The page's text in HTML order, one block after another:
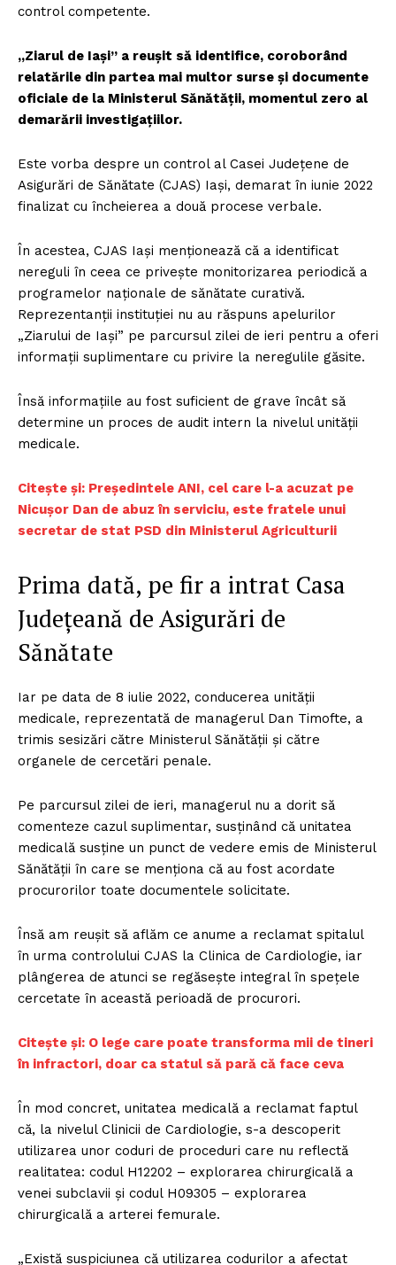
control competente.
„Ziarul de Iași” a reușit să identifice, coroborând
relatările din partea mai multor surse și documente
oficiale de la Ministerul Sănătății, momentul zero al
demarării investigațiilor.
Este vorba despre un control al Casei Județene de
Asigurări de Sănătate (CJAS) Iași, demarat în iunie 2022
finalizat cu încheierea a două procese verbale.
În acestea, CJAS Iași menționează că a identificat
nereguli în ceea ce privește monitorizarea periodică a
programelor naționale de sănătate curativă.
Reprezentanții instituției nu au răspuns apelurilor
„Ziarului de Iași” pe parcursul zilei de ieri pentru a oferi
informații suplimentare cu privire la neregulile găsite.
Însă informațiile au fost suficient de grave încât să
determine un proces de audit intern la nivelul unității
medicale.
Citește și: Președintele ANI, cel care l-a acuzat pe
Nicușor Dan de abuz în serviciu, este fratele unui
secretar de stat PSD din Ministerul Agriculturii
Prima dată, pe fir a intrat Casa
Județeană de Asigurări de
Sănătate
Iar pe data de 8 iulie 2022, conducerea unității
medicale, reprezentată de managerul Dan Timofte, a
trimis sesizări către Ministerul Sănătății și către
organele de cercetări penale.
Pe parcursul zilei de ieri, managerul nu a dorit să
comenteze cazul suplimentar, susținând că unitatea
medicală susține un punct de vedere emis de Ministerul
Sănătății în care se menționa că au fost acordate
procurorilor toate documentele solicitate.
Însă am reușit să aflăm ce anume a reclamat spitalul
în urma controlului CJAS la Clinica de Cardiologie, iar
plângerea de atunci se regăsește integral în spețele
cercetate în această perioadă de procurori.
Citește și: O lege care poate transforma mii de tineri
în infractori, doar ca statul să pară că face ceva
În mod concret, unitatea medicală a reclamat faptul
că, la nivelul Clinicii de Cardiologie, s-a descoperit
utilizarea unor coduri de proceduri care nu reflectă
realitatea: codul H12202 – explorarea chirurgicală a
venei subclavii şi codul H09305 – explorarea
chirurgicală a arterei femurale.
„Există suspiciunea că utilizarea codurilor a afectat